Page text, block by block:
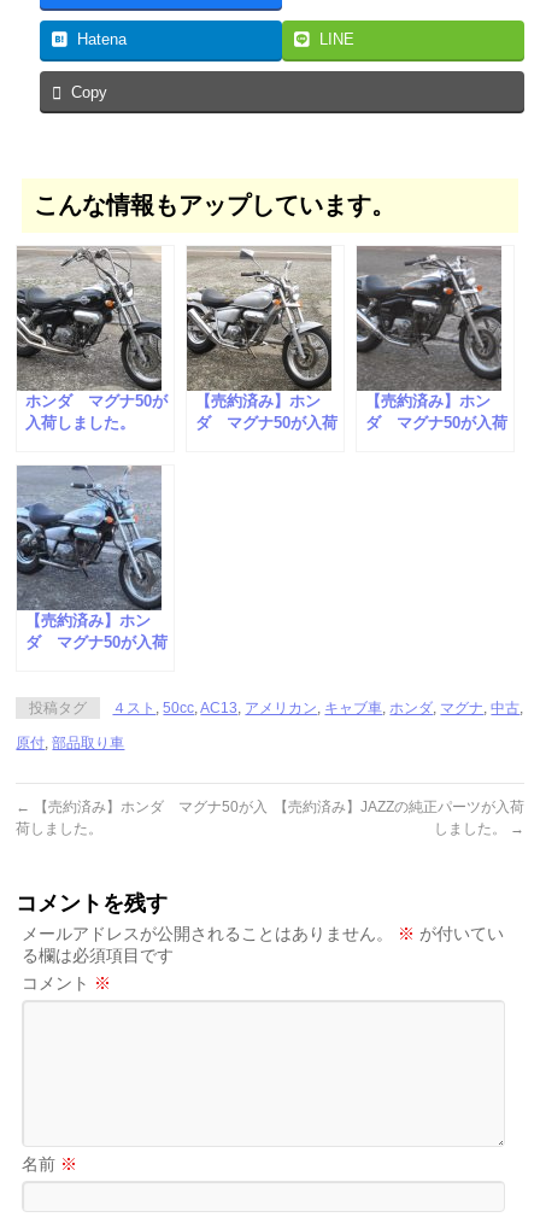
Hatena LINE
Copy
こんな情報もアップしています。
ホンダ マグナ50が
入荷しました。
【売約済み】ホン
ダ マグナ50が入荷
【売約済み】ホン
ダ マグナ50が入荷
【売約済み】ホン
ダ マグナ50が入荷
投稿タグ ４スト ,50cc ,AC13 アメリカン キャブ車 ホンダ マグナ ,中古
原付 ,部品取り車
←
【売約済み】ホンダ マグナ50が入
荷しました。
【売約済み】JAZZの純正パーツが入荷
しました。
→
コメントを残す
メールアドレスが公開されることはありません。 ※ が付いてい
る欄は必須項目です
コメント ※
名前 ※